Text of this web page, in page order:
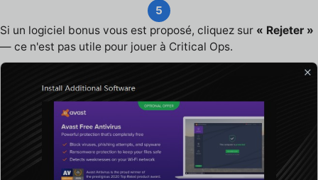
5
Si un logiciel bonus vous est proposé, cliquez sur « Rejeter »
— ce n'est pas utile pour jouer à Critical Ops.